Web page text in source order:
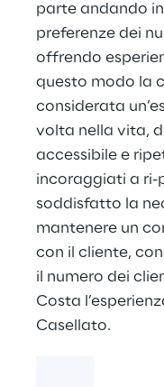
parte andando
preferenze dei
offrendo
questo modo la
considerata
volta nella vita,
accessibile e
incoraggiati a ri-
soddisfatto la
mantenere un
con il cliente,
il numero dei
Costa
Casellato.